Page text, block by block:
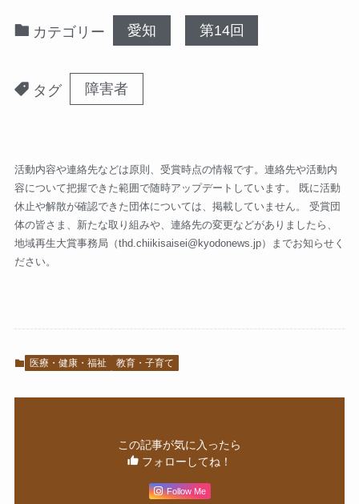
カテゴリー 愛知 第14回
タグ 障害者
活動内容や連絡先などは原則、受賞時点の情報です。連絡先や活動内
容について把握できた範囲で随時アップデートしています。 既に活動
休止や解散が確認できた団体については、掲載していません。 受賞団
体の皆さま、新たな取り組みや、連絡先の変更などがありましたら、
地域再生大賞事務局（thd.chiikisaisei@kyodonews.jp）までお知らせく
ださい。
医療・健康・福祉 教育・子育て
この記事が気に入ったら
フォローしてね！
Follow Me